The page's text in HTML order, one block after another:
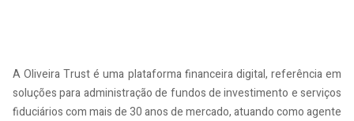
A Oliveira Trust é uma plataforma financeira digital, referência em
soluções para administração de fundos de investimento e serviços
fiduciários com mais de 30 anos de mercado, atuando como agente